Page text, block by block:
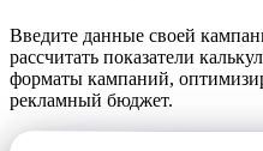
Введите данные своей
рассчитать показатели
форматы кампаний,
рекламный бюджет.